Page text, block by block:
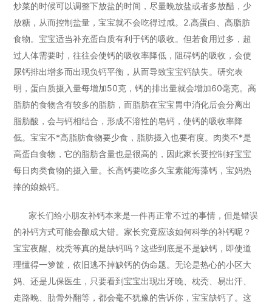
炒菜的时候可以调整下放盐的时间，尽量晚放盐或者多放醋，少
放糖，从而控制盐量，宝宝就不会吃得过咸。2.高蛋白、高脂肪
食物。宝宝适当补充蛋白质有利于钙的吸收。但若食用过多，超
过人体需要时，往往会使钙的吸收率降低，阻碍钙的吸收，会使
尿钙排出增多而出现负钙平衡，从而导致宝宝钙缺失。研究表
明，蛋白质摄入量每增加50克，钙的排出量就会增加60毫克。高
脂肪的食物含有较多的脂肪，而脂肪在宝宝胃中消化后会分离出
脂肪酸，会与钙相结合，形成不溶性的皂钙，使钙的吸收率降
低。宝宝不*高脂肪食物要少食，脂肪摄入也要有度。肉类不*是
高蛋白食物，它的脂肪含量也是很高的，因此家长要控制好宝宝
每日肉类食物的摄入量。长高钙要吃多久宝素能海藻钙，宝妈热
捧的娘娘钙。
家长们给小朋友补钙本来是一件再正常不过的事情，但是错误
的补钙方式可能会酿成大错。家长究竟应该如何科学的补钙呢？
宝宝夜醒、枕秃等真的是缺钙吗？这些到底是不是缺钙，即使道
理懂得一箩筐，依旧逃不掉缺钙的伪命题。无论是热心的小区大
妈、还是儿保医生，只要看到宝宝出现出牙晚、枕秃、易出汗、
走路晚、肋骨外翻等，都会毫不犹豫的告诉你，宝宝缺钙了。这